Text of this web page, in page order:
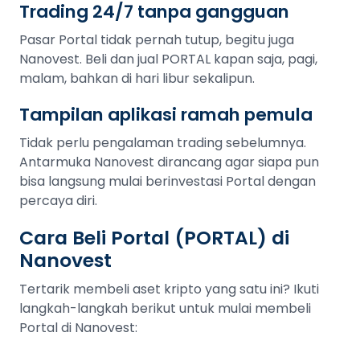
Trading 24/7 tanpa gangguan
Pasar Portal tidak pernah tutup, begitu juga
Nanovest. Beli dan jual PORTAL kapan saja, pagi,
malam, bahkan di hari libur sekalipun.
Tampilan aplikasi ramah pemula
Tidak perlu pengalaman trading sebelumnya.
Antarmuka Nanovest dirancang agar siapa pun
bisa langsung mulai berinvestasi Portal dengan
percaya diri.
Cara Beli Portal (PORTAL) di
Nanovest
Tertarik membeli aset kripto yang satu ini? Ikuti
langkah-langkah berikut untuk mulai membeli
Portal di Nanovest: